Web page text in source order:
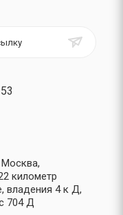
километр
владения 4 к Д,
704 Д